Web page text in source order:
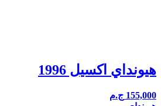
هيونداي اكسيل 1996
155,000 ج.م